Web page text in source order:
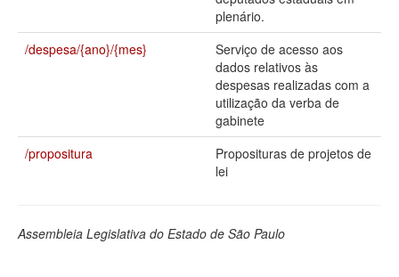
Perguntas frequentes
plenário.
/despesa/{ano}/{mes}
Serviço de acesso aos
dados relativos às
despesas realizadas com a
utilização da verba de
gabinete
/propositura
Proposituras de projetos de
lei
Assembleia Legislativa do Estado de São Paulo